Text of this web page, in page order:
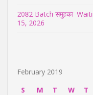
2082 Batch समुहका Waiting
15, 2026
February 2019
S
M T W T